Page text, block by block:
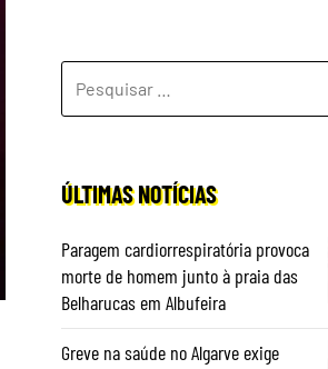
POR:
ÚLTIMAS NOTÍCIAS
Paragem cardiorrespiratória provoca
morte de homem junto à praia das
Belharucas em Albufeira
Greve na saúde no Algarve exige